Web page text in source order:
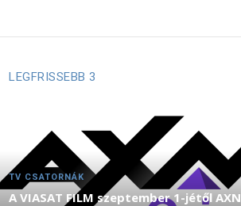
LEGFRISSEBB 3
TV CSATORNÁK
A VIASAT FILM szeptember 1-jétől AXN